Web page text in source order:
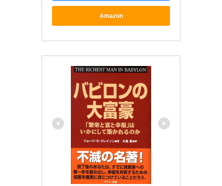
Amazon